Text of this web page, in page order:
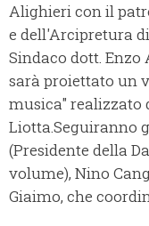
Alighieri con il
e dell'Arcipretura
Sindaco dott. Enzo
sarà proiettato un
musica" realizzato
Liotta.Seguiranno
(Presidente della
volume), Nino
Giaimo, che